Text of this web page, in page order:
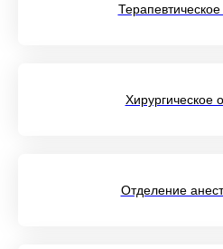
Хирургическое
Отделение